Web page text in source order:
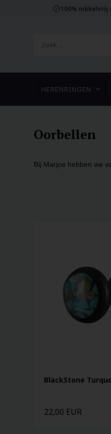
100% nikkelvrij
HERENRINGEN
Oorbellen
Bij Marjoe hebben we
BlackStone
22,00 EUR